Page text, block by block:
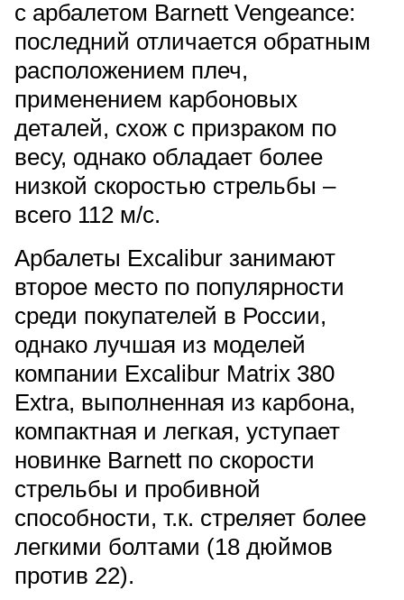
с арбалетом Barnett Vengeance:
последний отличается обратным
расположением плеч,
применением карбоновых
деталей, схож с призраком по
весу, однако обладает более
низкой скоростью стрельбы –
всего 112 м/с.
Арбалеты Excalibur занимают
второе место по популярности
среди покупателей в России,
однако лучшая из моделей
компании Excalibur Matrix 380
Extra, выполненная из карбона,
компактная и легкая, уступает
новинке Barnett по скорости
стрельбы и пробивной
способности, т.к. стреляет более
легкими болтами (18 дюймов
против 22).